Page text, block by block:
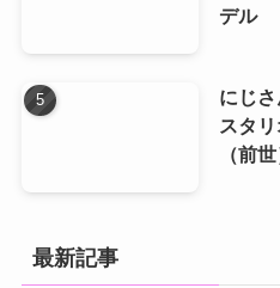
デル
にじ
スタ
（前
最新記事